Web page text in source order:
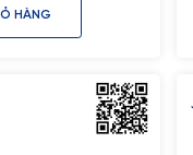
HÀNG